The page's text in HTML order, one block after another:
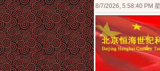
8/7/2026, 5:58:41 PM